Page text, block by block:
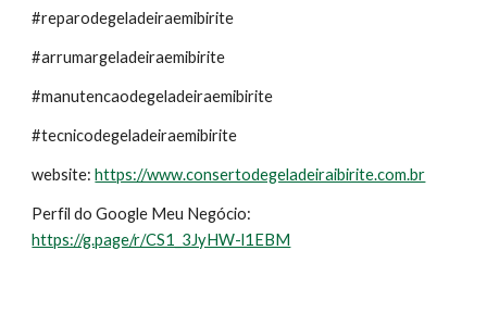
#reparodegeladeiraemibirite
#arrumargeladeiraemibirite
#manutencaodegeladeiraemibirite
#tecnicodegeladeiraemibirite
website:https://www.consertodegeladeiraibirite.com.br
Perfil do Google Meu Negócio:
https://g.page/r/CS1_3JyHW-l1EBM